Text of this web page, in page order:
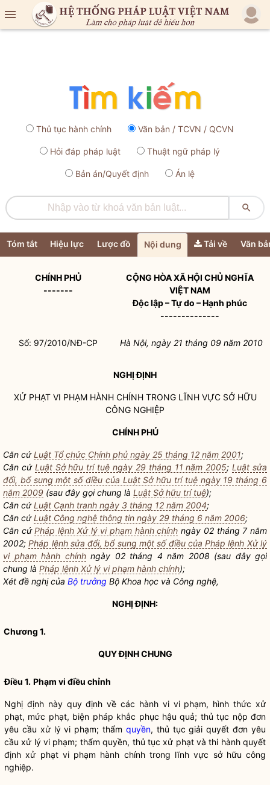

Thủ tục hành chính Văn bản / TCVN / QCVN
Hỏi đáp pháp luật Thuật ngữ pháp lý
Bản án/Quyết định Án lệ

Tóm tắt Hiệu lực Lược đồ Nội dung Tải về Văn
CHÍNH PHỦ
-------
CỘNG HÒA XÃ HỘI CHỦ NGHĨA
VIỆT NAM
Độc lập – Tự do – Hạnh phúc
--------------
Số: 97/2010/NĐ-CP Hà Nội, ngày 21 tháng 09 năm 2010
NGHỊ ĐỊNH
XỬ PHẠT VI PHẠM HÀNH CHÍNH TRONG LĨNH VỰC SỞ HỮU
CÔNG NGHIỆP
CHÍNH PHỦ
Căn cứLuật Tổ chức Chính phủ ngày 25 tháng 12 năm 2001;
Căn cứ Luật Sở hữu trí tuệ ngày 29 tháng 11 năm 2005;Luật sửa
đổi, bổ sung một số điều của Luật Sở hữu trí tuệ ngày 19 tháng 6
năm 2009 (sau đây gọi chung là Luật Sở hữu trí tuệ);
Căn cứLuật Cạnh tranh ngày 3 tháng 12 năm 2004;
Căn cứLuật Công nghệ thông tin ngày 29 tháng 6 năm 2006;
Căn cứPháp lệnh Xử lý vi phạm hành chính ngày 02 tháng 7 năm
2002;Pháp lệnh sửa đổi, bổ sung một số điều của Pháp lệnh Xử lý
vi phạm hành chínhngày 02 tháng 4 năm 2008 (sau đây gọi
chung là Pháp lệnh Xử lý vi phạm hành chính);
Xét đề nghị của Bộ trưởng Bộ Khoa học và Công nghệ,
NGHỊ ĐỊNH:
Chương 1.
QUY ĐỊNH CHUNG
Điều 1. Phạm vi điều chỉnh
Nghị định này quy định về các hành vi vi phạm, hình thức xử
phạt, mức phạt, biện pháp khắc phục hậu quả; thủ tục nộp đơn
yêu cầu xử lý vi phạm; thẩm quyền, thủ tục giải quyết đơn yêu
cầu xử lý vi phạm; thẩmquyền, thủ tục xử phạt và thi hành quyết
định xử phạt vi phạm hành chính trong lĩnh vực sở hữu công
nghiệp.